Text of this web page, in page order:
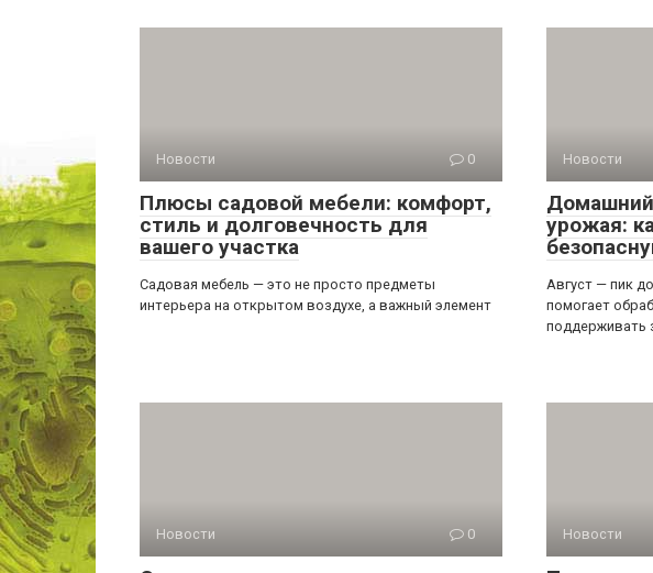
Новости 0
Плюсы садовой мебели: комфорт,
стиль и долговечность для
вашего участка
Садовая мебель — это не просто предметы
интерьера на открытом воздухе, а важный элемент
Новости
Домашний
урожая:
Август — пик
помогает
поддерживать
Новости 0 Новости